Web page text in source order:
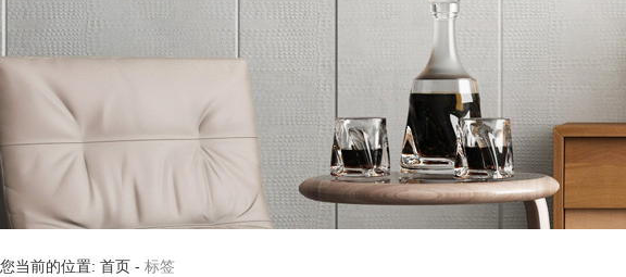
您当前的位置: 首页 - 标签